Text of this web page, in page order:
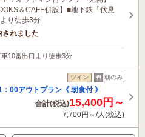
＆CAFE併設】■地下鉄「伏見
り徒歩3分
れました
10番出口より徒歩3分
ツイン 朝のみ
00アウトプラン《 朝食付 》
合計(税込)15,400円～
7,700円～/人(税込)